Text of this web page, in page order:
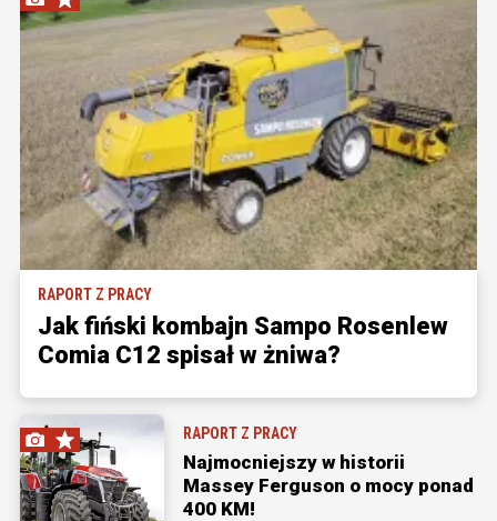
RAPORT Z PRACY
Jak fiński kombajn Sampo Rosenlew
Comia C12 spisał w żniwa?
RAPORT Z PRACY
Najmocniejszy w historii
Massey Ferguson o mocy ponad
400 KM!